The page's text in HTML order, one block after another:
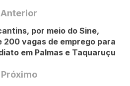
Anterior
por meio do Sine,
200 vagas de emprego para
em Palmas e Taquaruçu
Próximo